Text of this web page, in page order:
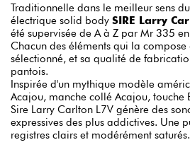
Traditionnelle dans le meilleur sens
électrique solid body SIRE Larry
été supervisée de A à Z par Mr 335
Chacun des éléments qui la
sélectionné, et sa qualité de
pantois.
Inspirée d'un mythique modèle
Acajou, manche collé Acajou, touche
Sire Larry Carlton L7V génère des
expressives des plus addictives. Une
registres clairs et modérément saturés.